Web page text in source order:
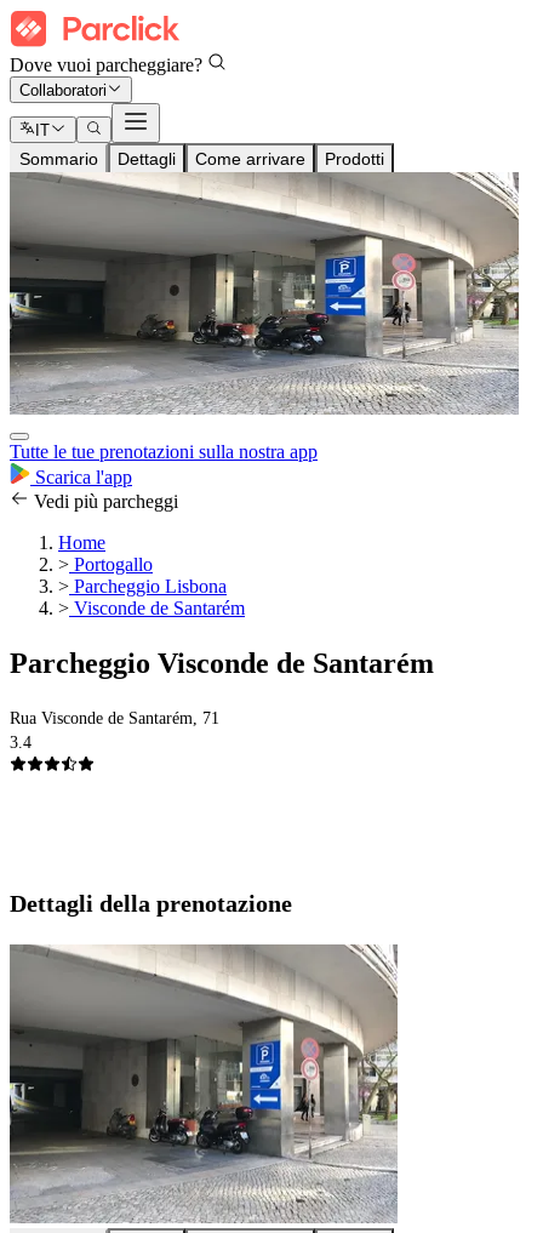
Dove vuoi parcheggiare?
Collaboratori
IT
Sommario Dettagli Come arrivare Prodotti
Tutte le tue prenotazioni sulla nostra app
Scarica l'app
Vedi più parcheggi
Home
> Portogallo
> Parcheggio Lisbona
> Visconde de Santarém
Parcheggio Visconde de Santarém
Rua Visconde de Santarém, 71
3.4
Dettagli della prenotazione